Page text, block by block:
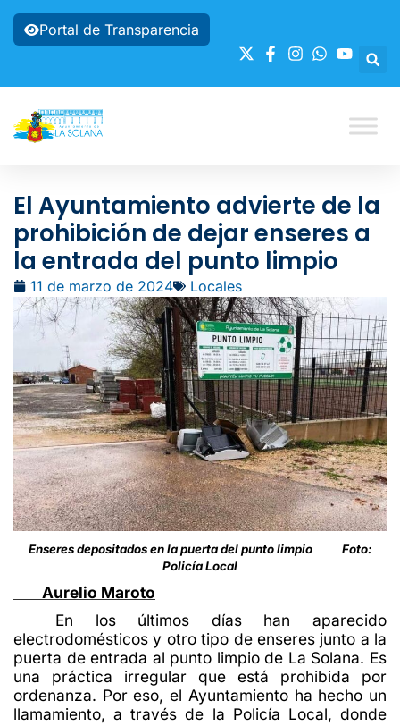
Portal de Transparencia
El Ayuntamiento advierte de la
prohibición de dejar enseres a
la entrada del punto limpio
11 de marzo de 2024 Locales
Enseres depositados en la puerta del punto limpio Foto:
Policía Local
Aurelio Maroto
En los últimos días han aparecido
electrodomésticos y otro tipo de enseres junto a la
puerta de entrada al punto limpio de La Solana. Es
una práctica irregular que está prohibida por
ordenanza. Por eso, el Ayuntamiento ha hecho un
llamamiento, a través de la Policía Local, donde